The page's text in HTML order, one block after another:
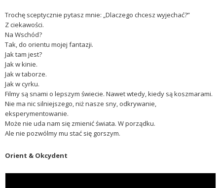
Trochę sceptycznie pytasz mnie: „Dlaczego chcesz wyjechać?”
Z ciekawości.
Na Wschód?
Tak, do orientu mojej fantazji.
Jak tam jest?
Jak w kinie.
Jak w taborze.
Jak w cyrku.
Filmy są snami o lepszym świecie. Nawet wtedy, kiedy są koszmarami.
Nie ma nic silniejszego, niż nasze sny, odkrywanie,
eksperymentowanie.
Może nie uda nam się zmienić świata. W porządku.
Ale nie pozwólmy mu stać się gorszym.
Orient & Okcydent